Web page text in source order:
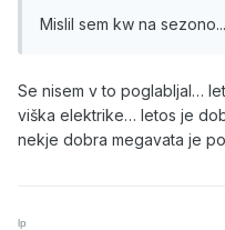
Mislil sem kw na
Se nisem v to poglabljal…
viška elektrike… letos je
nekje dobra megavata je
lp